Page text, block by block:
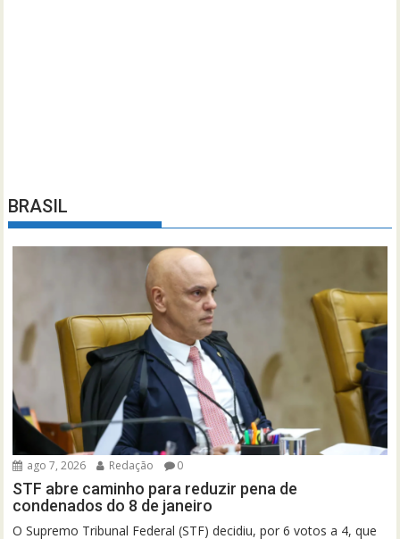
BRASIL
ago 7, 2026 Redação 0
STF abre caminho para reduzir pena de
condenados do 8 de janeiro
O Supremo Tribunal Federal (STF) decidiu, por 6 votos a 4, que